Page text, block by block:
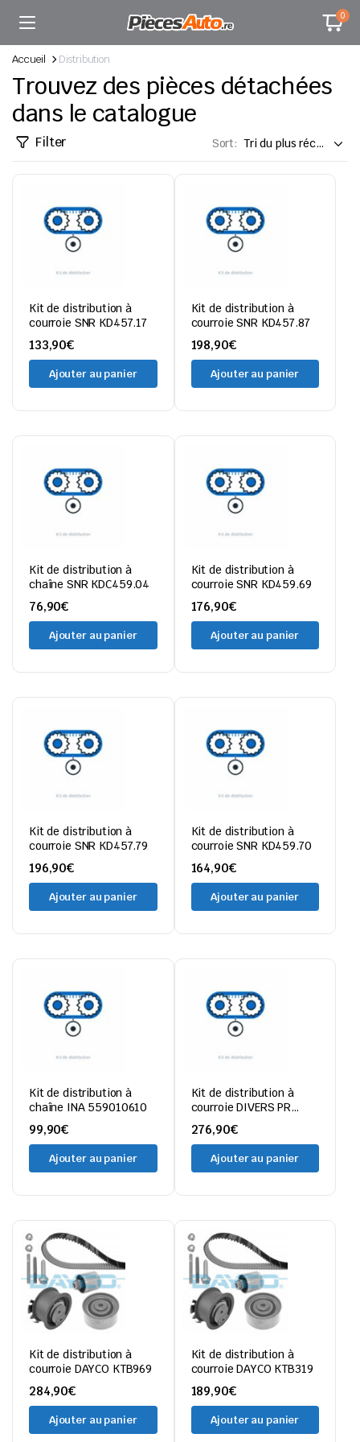
0
Accueil Distribution
Trouvez des pièces détachées
dans le catalogue
Filter Sort:
Kit de distribution à
courroie SNR KD457.17
133,90€
Ajouter au panier
Kit de distribution à
courroie SNR KD457.87
198,90€
Ajouter au panier
Kit de distribution à
chaîne SNR KDC459.04
76,90€
Ajouter au panier
Kit de distribution à
courroie SNR KD459.69
176,90€
Ajouter au panier
Kit de distribution à
courroie SNR KD457.79
196,90€
Ajouter au panier
Kit de distribution à
courroie SNR KD459.70
164,90€
Ajouter au panier
Kit de distribution à
chaîne INA 559010610
99,90€
Ajouter au panier
Kit de distribution à
courroie DIVERS PR
REU20-2169
276,90€
Ajouter au panier
Kit de distribution à
courroie DAYCO KTB969
284,90€
Ajouter au panier
Kit de distribution à
courroie DAYCO KTB319
189,90€
Ajouter au panier